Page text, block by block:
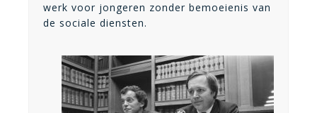
werk voor jongeren zonder bemoeienis van
de sociale diensten.